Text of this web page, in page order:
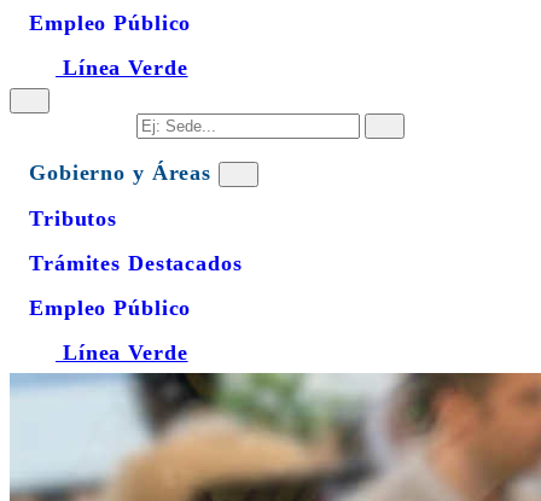
Empleo Público
Línea Verde
Gobierno y Áreas
Tributos
Trámites Destacados
Empleo Público
Línea Verde